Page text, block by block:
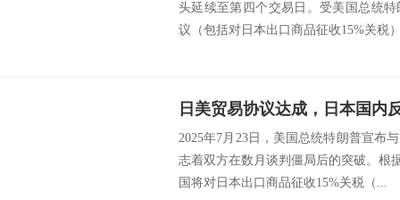
头延续至第四个交易日。受美国总统
议（包括对日本出口商品征收15%关税
2025年7月23日，美国总统特朗普宣布
志着双方在数月谈判僵局后的突破。根
国将对日本出口商品征收15%关税（...